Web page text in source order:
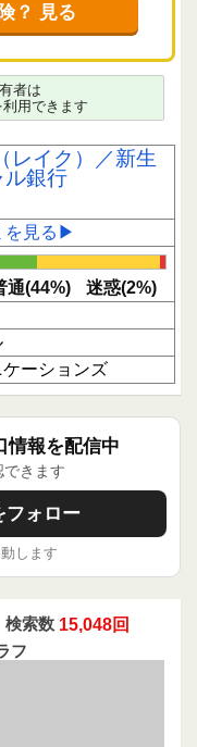
れた件数が45件
信頼できる発信
内容としては、
絡、初回融資の確
正当な連絡が中心
い合わせが細かく
持つ声も見られ
の不安や、返済
たことへの驚きも
ため、評価は参考
に関する重要な
、電話に出る際は
トや契約書類を
ることをおすす
に応答された方
す。
同じように不安
？ 見る
者は
用できます
レイク）／新生
ル銀行
を見る▶
通(44%)
迷惑(2%)
ケーションズ
情報を配信中
できます
フォロー
します
検索数 15,048回
フ